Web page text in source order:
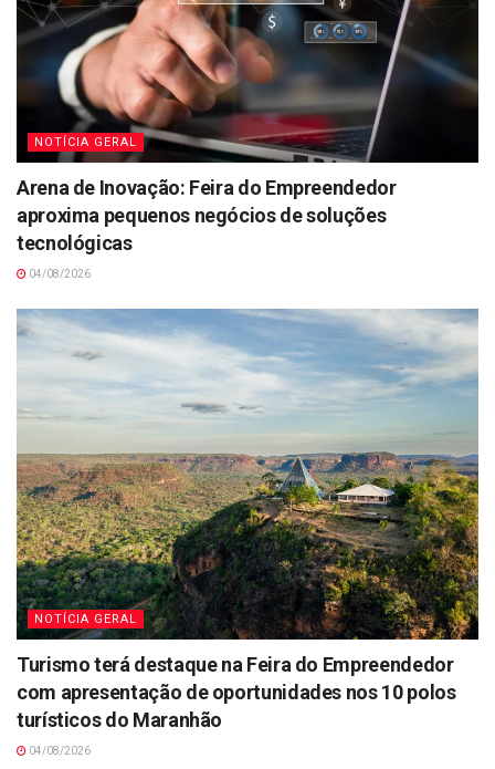
NOTÍCIA GERAL
Arena de Inovação: Feira do Empreendedor
aproxima pequenos negócios de soluções
tecnológicas
04/08/2026
NOTÍCIA GERAL
Turismo terá destaque na Feira do Empreendedor
com apresentação de oportunidades nos 10 polos
turísticos do Maranhão
04/08/2026